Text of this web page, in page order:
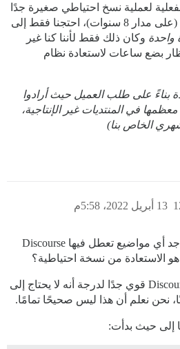
لعملية نسخ احتياطي صغيرة جدًا
أيضًا. في تاريخ Communiteq (على مدار 8 سنوات)، احتجنا فقط إلى
واحدة وكان ذلك فقط لأننا كنا غير
بضع ساعات لاستعادة نظام
بناءً على طلب العميل حيث أرادوا
في المنتديات غير الإنتاجية،
الخاص بنا)
13 أبريل 2022، 5:58م
إذن إذا كنت أبحث هنا، فلن أجد أي مواضيع تعطل فيها Discourse
الاستعادة من نسخة احتياطية؟
ولكن من الجيد سماع أن Discourse قوي جدًا لدرجة أنه لا يحتاج إلى
نحن نعلم أن هذا ليس صحيحًا تمامًا.
إلى حيث بدأت: